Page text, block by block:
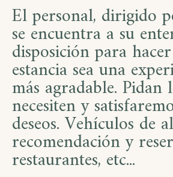
El personal, dirigido
se encuentra a su
disposición para
estancia sea una
más agradable. Pidan
necesiten y
deseos. Vehículos de
recomendación y
restaurantes, etc...